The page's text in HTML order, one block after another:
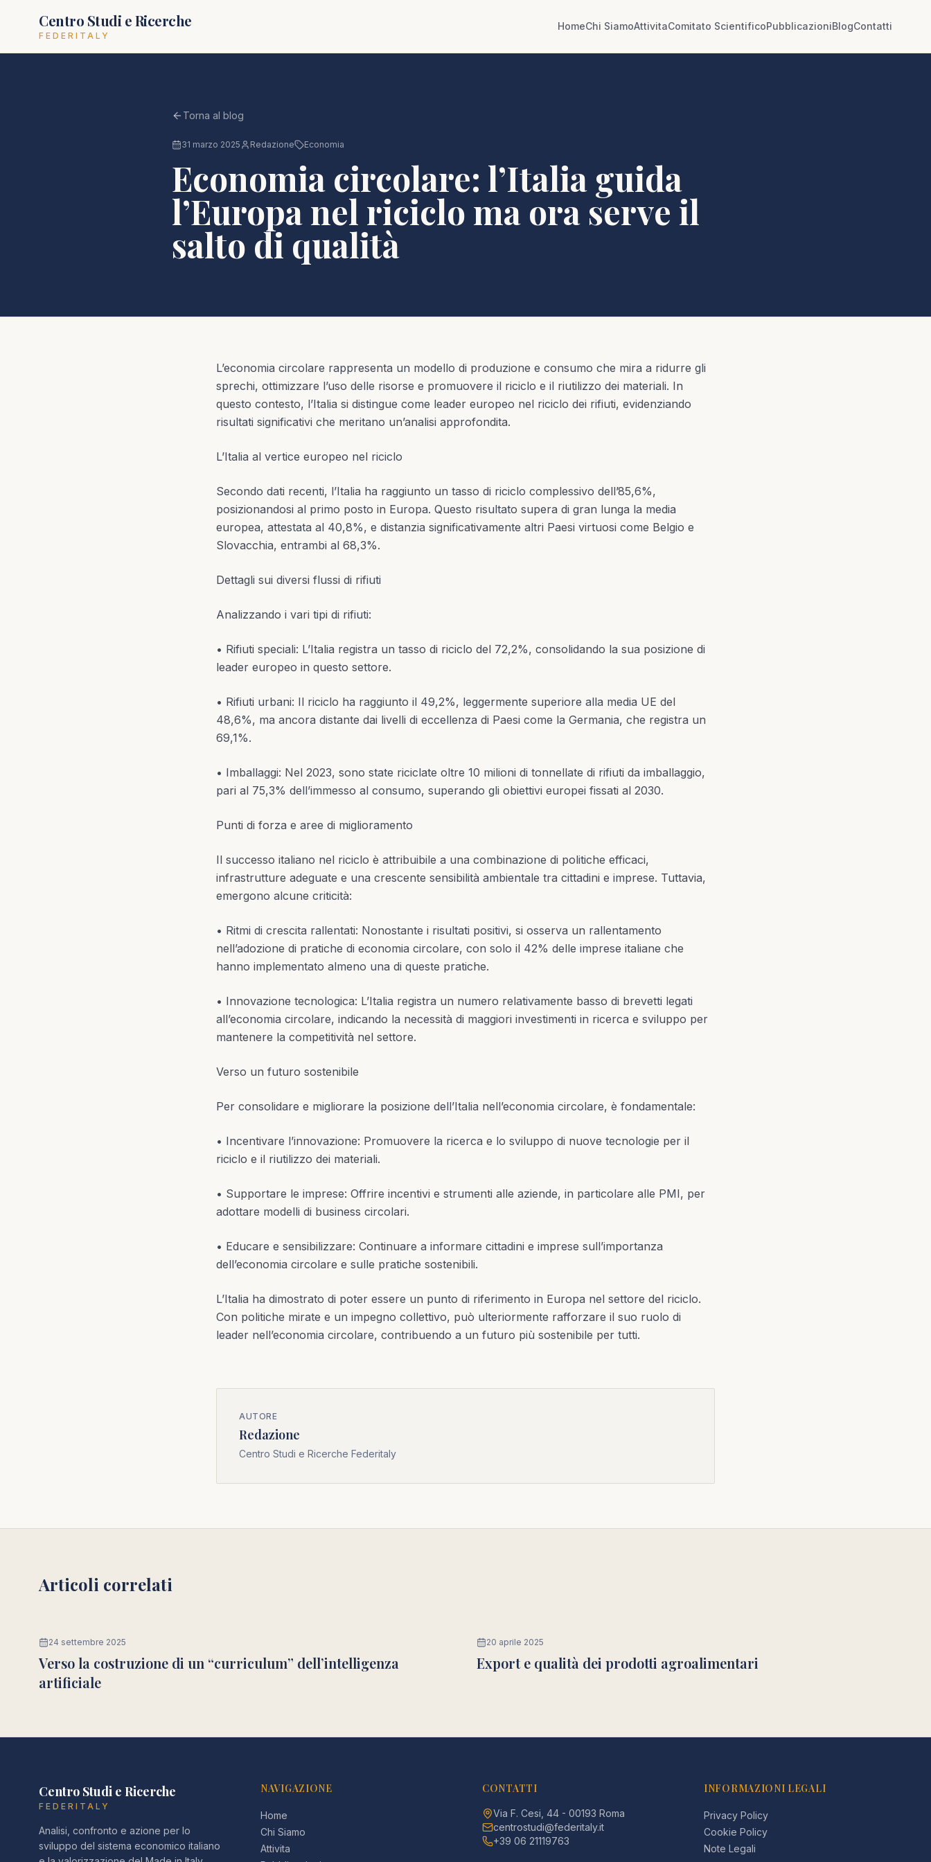
Centro Studi e Ricerche
FEDERITALY
HomeChi SiamoAttivitaComitato ScientificoPubblicazioniBlogContatti
Torna al blog
31 marzo 2025 Redazione Economia
Economia circolare: l’Italia guida
l’Europa nel riciclo ma ora serve il
salto di qualità
L’economia circolare rappresenta un modello di produzione e consumo che mira a ridurre gli
sprechi, ottimizzare l’uso delle risorse e promuovere il riciclo e il riutilizzo dei materiali. In
questo contesto, l’Italia si distingue come leader europeo nel riciclo dei rifiuti, evidenziando
risultati significativi che meritano un’analisi approfondita.
L’Italia al vertice europeo nel riciclo
Secondo dati recenti, l’Italia ha raggiunto un tasso di riciclo complessivo dell’85,6%,
posizionandosi al primo posto in Europa. Questo risultato supera di gran lunga la media
europea, attestata al 40,8%, e distanzia significativamente altri Paesi virtuosi come Belgio e
Slovacchia, entrambi al 68,3%.
Dettagli sui diversi flussi di rifiuti
Analizzando i vari tipi di rifiuti:
• Rifiuti speciali: L’Italia registra un tasso di riciclo del 72,2%, consolidando la sua posizione di
leader europeo in questo settore.
• Rifiuti urbani: Il riciclo ha raggiunto il 49,2%, leggermente superiore alla media UE del
48,6%, ma ancora distante dai livelli di eccellenza di Paesi come la Germania, che registra un
69,1%.
• Imballaggi: Nel 2023, sono state riciclate oltre 10 milioni di tonnellate di rifiuti da imballaggio,
pari al 75,3% dell’immesso al consumo, superando gli obiettivi europei fissati al 2030.
Punti di forza e aree di miglioramento
Il successo italiano nel riciclo è attribuibile a una combinazione di politiche efficaci,
infrastrutture adeguate e una crescente sensibilità ambientale tra cittadini e imprese. Tuttavia,
emergono alcune criticità:
• Ritmi di crescita rallentati: Nonostante i risultati positivi, si osserva un rallentamento
nell’adozione di pratiche di economia circolare, con solo il 42% delle imprese italiane che
hanno implementato almeno una di queste pratiche.
• Innovazione tecnologica: L’Italia registra un numero relativamente basso di brevetti legati
all’economia circolare, indicando la necessità di maggiori investimenti in ricerca e sviluppo per
mantenere la competitività nel settore.
Verso un futuro sostenibile
Per consolidare e migliorare la posizione dell’Italia nell’economia circolare, è fondamentale:
• Incentivare l’innovazione: Promuovere la ricerca e lo sviluppo di nuove tecnologie per il
riciclo e il riutilizzo dei materiali.
• Supportare le imprese: Offrire incentivi e strumenti alle aziende, in particolare alle PMI, per
adottare modelli di business circolari.
• Educare e sensibilizzare: Continuare a informare cittadini e imprese sull’importanza
dell’economia circolare e sulle pratiche sostenibili.
L’Italia ha dimostrato di poter essere un punto di riferimento in Europa nel settore del riciclo.
Con politiche mirate e un impegno collettivo, può ulteriormente rafforzare il suo ruolo di
leader nell’economia circolare, contribuendo a un futuro più sostenibile per tutti.
AUTORE
Redazione
Centro Studi e Ricerche Federitaly
Articoli correlati
24 settembre 2025
Verso la costruzione di un “curriculum” dell’intelligenza
artificiale
20 aprile 2025
Export e qualità dei prodotti agroalimentari
Centro Studi e Ricerche
FEDERITALY
Analisi, confronto e azione per lo
sviluppo del sistema economico italiano
NAVIGAZIONE
Home
Chi Siamo
Attivita
CONTATTI
Via F. Cesi, 44 - 00193 Roma
centrostudi@federitaly.it
+39 06 21119763
INFORMAZIONI LEGALI
Privacy Policy
Cookie Policy
Note Legali